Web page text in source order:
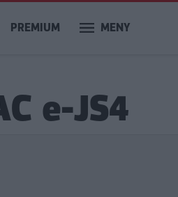
PREMIUM MENY
e-JS4